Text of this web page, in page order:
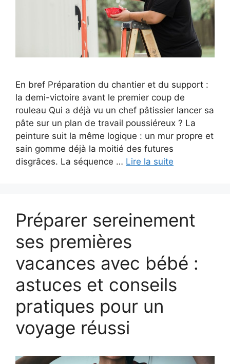
En bref Préparation du chantier et du support :
la demi-victoire avant le premier coup de
rouleau Qui a déjà vu un chef pâtissier lancer sa
pâte sur un plan de travail poussiéreux ? La
peinture suit la même logique : un mur propre et
sain gomme déjà la moitié des futures
disgrâces. La séquence … Lire la suite
Préparer sereinement
ses premières
vacances avec bébé :
astuces et conseils
pratiques pour un
voyage réussi